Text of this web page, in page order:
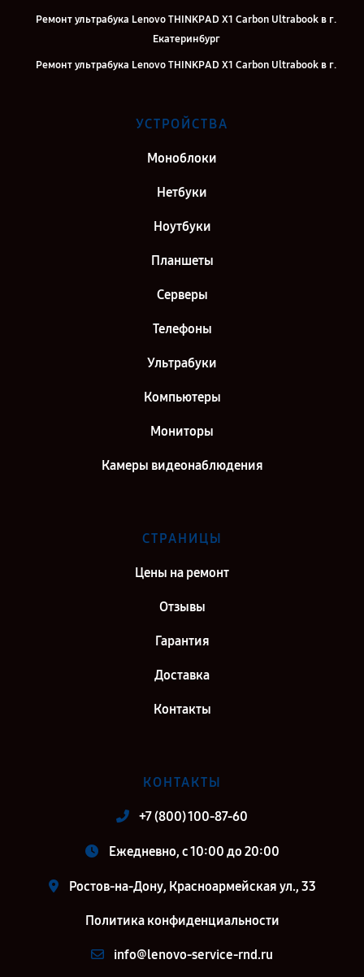
Ремонт ультрабука Lenovo THINKPAD X1 Carbon Ultrabook в г.
Екатеринбург
Ремонт ультрабука Lenovo THINKPAD X1 Carbon Ultrabook в г.
Москва
Ремонт ультрабука Lenovo THINKPAD X1 Carbon Ultrabook в г.
УСТРОЙСТВА
Моноблоки
Нетбуки
Ноутбуки
Планшеты
Серверы
Телефоны
Ультрабуки
Компьютеры
Мониторы
Камеры видеонаблюдения
СТРАНИЦЫ
Цены на ремонт
Отзывы
Гарантия
Доставка
Контакты
КОНТАКТЫ
+7 (800) 100-87-60
Ежедневно, с 10:00 до 20:00
Ростов-на-Дону, Красноармейская ул., 33
Политика конфиденциальности
info@lenovo-service-rnd.ru